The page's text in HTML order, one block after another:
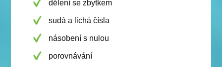
dělení se zbytkem
sudá a lichá čísla
násobení s nulou
porovnávání